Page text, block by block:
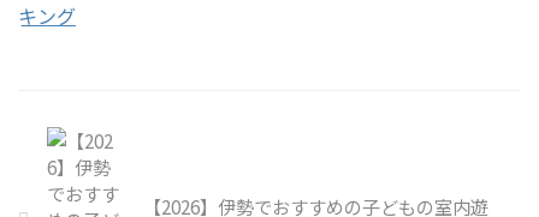
【2026】伊勢でおすすめの子どもの室内遊